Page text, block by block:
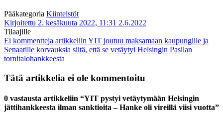
Pääkategoria Kiinteistöt
Kirjoitettu 2. kesäkuuta 2022, 11:31 2.6.2022
Tilaajille
Ei kommentteja artikkeliin YIT joutuu maksamaan kaupungille ja
Senaatille korvauksia siitä, että se vetäytyi Helsingin Pasilan
tornitalohankkeesta
Tätä artikkelia ei ole kommentoitu
0 vastausta artikkeliin “YIT pystyi vetäytymään Helsingin
jättihankkeesta ilman sanktioita – Hanke oli vireillä viisi vuotta”